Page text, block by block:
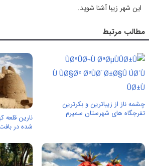
این شهر زیبا آشنا شوید.
مطالب مرتبط
چشمه ناز از زیباترین و بکرترین
تفرجگاه های شهرستان سمیرم
نارین قلعه
شده در